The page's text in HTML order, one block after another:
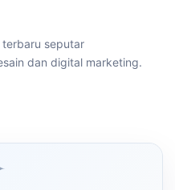
seputar
dan digital marketing.